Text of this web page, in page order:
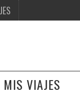
MIS VIAJES